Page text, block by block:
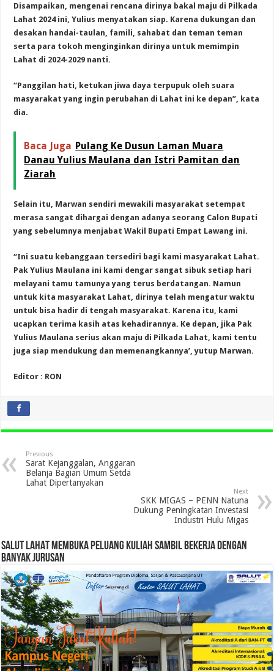
Disampaikan, mengenai rencana dirinya bakal maju di Pilkada
Lahat 2024 ini, Yulius menyatakan siap. Karena dukungan dan
desakan handai-taulan, famili, sahabat dan teman teman
serta para tokoh menginginkan dirinya untuk memimpin
Lahat di 2024-2029 nanti.
“Panggilan hati, ketukan jiwa daya terpupuk oleh suara
masyarakat yang ingin perubahan di Lahat ini ke depan”, kata
dia.
Baca Juga Pulang Ke Dusun Laman Muara
Danau Yulius Maulana dan Istri Pamitan dan
Ziarah
Selain itu, Marwan sendiri mewakili masyarakat setempat
merasa sangat dihargai dengan adanya seorang Calon Bupati
yang sebelumnya menjabat Wakil Bupati Empat Lawang ini.
“Ini suatu kebanggaan tersediri bagi kami masyarakat Lahat.
Pak Yulius Maulana ini kami dengar sangat sibuk setiap hari
melayani tamu tamunya yang terus berdatangan. Namun
untuk kita masyarakat Lahat, dirinya telah mengatur waktu
untuk bisa hadir di tengah masyarakat. Karena itu, kami
ucapkan terima kasih atas kehadirannya. Ke depan, jika Pak
Yulius Maulana serius akan maju di Pilkada Lahat, kami tentu
juga siap mendukung dan memenangkannya’, yutup Marwan.
Editor : RON
Previous
Sarat Kejanggalan, Anggaran
Belanja Bagian Umum Setda
Lahat Dipertanyakan
Next
SKK MIGAS – PENN Natuna
Dukung Peningkatan Investasi
Industri Hulu Migas
SALUT LAHAT MEMBUKA PELUANG KULIAH SAMBIL BEKERJA DENGAN
BANYAK JURUSAN